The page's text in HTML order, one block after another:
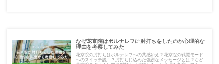
なぜ花京院はポルナレフに肘打ちをしたのか心理的な
理由を考察してみた
花京院の肘打ちはポルナレフへの共感ゆえ？花京院の戦闘モード
へのスイッチ説！？肘打ちに込めた強烈なメッセージとは？など